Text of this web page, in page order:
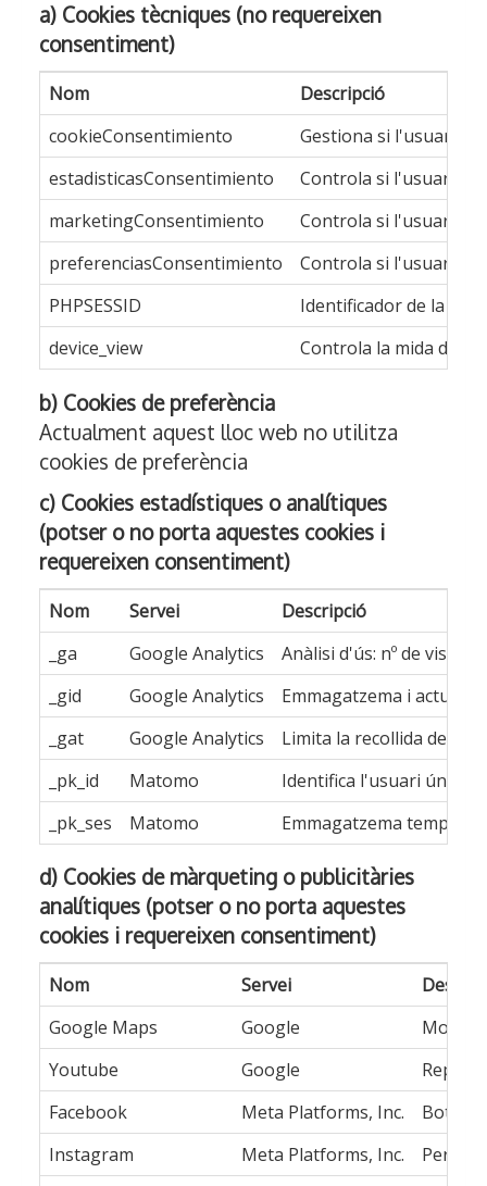
a) Cookies tècniques (no requereixen
consentiment)
Nom
Descripció
cookieConsentimiento
Gestiona si l'usuari
estadisticasConsentimiento
Controla si l'usuari ha
marketingConsentimiento
Controla si l'usuari ha
preferenciasConsentimiento
Controla si l'usuari ha
PHPSESSID
Identificador de la
device_view
Controla la mida del
b) Cookies de preferència
Actualment aquest lloc web no utilitza
cookies de preferència
c) Cookies estadístiques o analítiques
(potser o no porta aquestes cookies i
requereixen consentiment)
Nom Servei
Descripció
_ga
Google Analytics
Anàlisi d'ús: nº de
_gid
Google Analytics
Emmagatzema i
_gat
Google Analytics
Limita la recollida de
_pk_id
Matomo
Identifica l'usuari únic
_pk_ses
Matomo Emmagatzema
d) Cookies de màrqueting o publicitàries
analítiques (potser o no porta aquestes
cookies i requereixen consentiment)
Nom Servei
Google Maps
Google
Youtube
Google
Facebook
Meta Platforms, Inc.
Botó
Instagram
Meta Platforms, Inc.
Perfil